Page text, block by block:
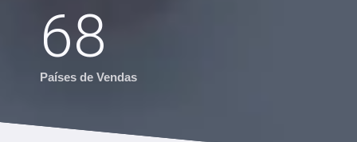
68
Países de Vendas